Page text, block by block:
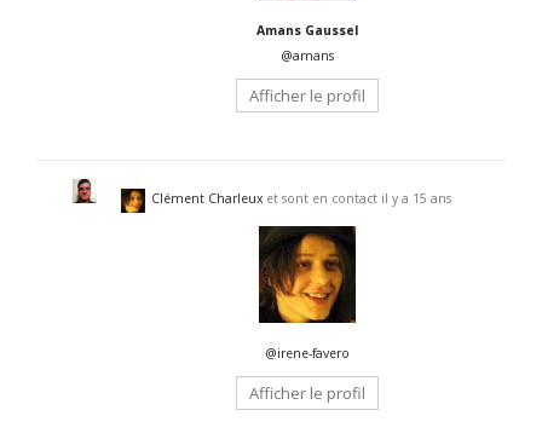
Amans Gaussel
@amans
Afficher le profil
Clément Charleux et sont en contact il y a 15 ans
@irene-favero
Afficher le profil